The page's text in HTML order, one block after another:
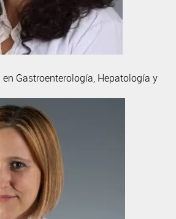
Gastroenterología, Hepatología y